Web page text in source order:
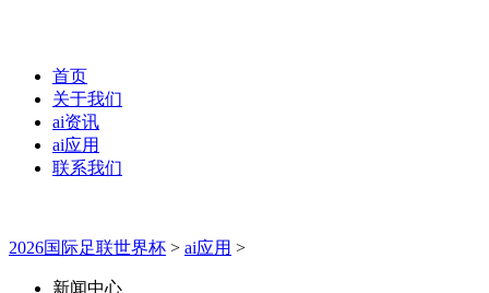
首页
关于我们
ai资讯
ai应用
联系我们
2026国际足联世界杯 > ai应用 >
新闻中心